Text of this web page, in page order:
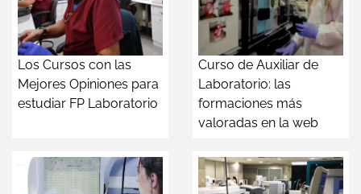
Los Cursos con las
Mejores Opiniones para
estudiar FP Laboratorio
Curso de Auxiliar de
Laboratorio: las
formaciones más
valoradas en la web